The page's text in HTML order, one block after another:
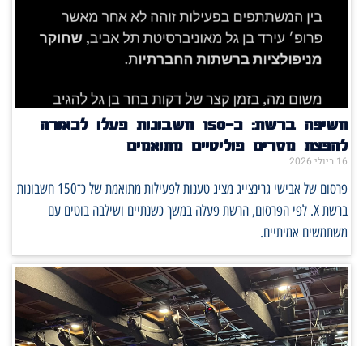
חשיפה ברשת: כ־150 חשבונות פעלו לכאורה
להפצת מסרים פוליטיים מתואמים
16 ביולי 2026
פרסום של אבישי גרינצייג מציג טענות לפעילות מתואמת של כ־150 חשבונות
ברשת X. לפי הפרסום, הרשת פעלה במשך כשנתיים ושילבה בוטים עם
משתמשים אמיתיים.